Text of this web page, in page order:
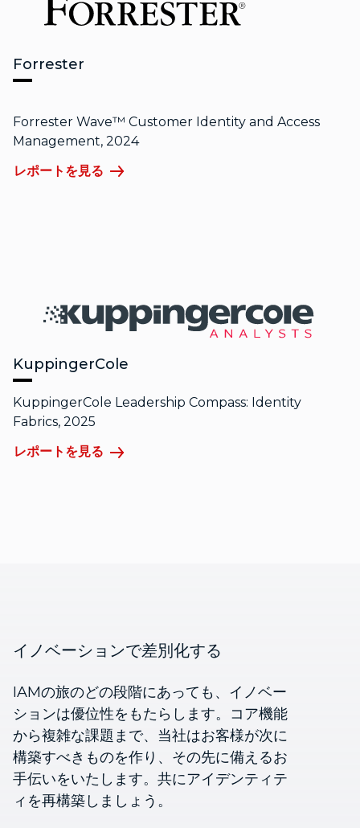
Forrester
Forrester Wave™ Customer Identity and Access
Management, 2024
レポートを見る
KuppingerCole
KuppingerCole Leadership Compass: Identity
Fabrics, 2025
レポートを見る
イノベーションで差別化する
IAMの旅のどの段階にあっても、イノベー
ションは優位性をもたらします。コア機能
から複雑な課題まで、当社はお客様が次に
構築すべきものを作り、その先に備えるお
手伝いをいたします。共にアイデンティテ
ィを再構築しましょう。